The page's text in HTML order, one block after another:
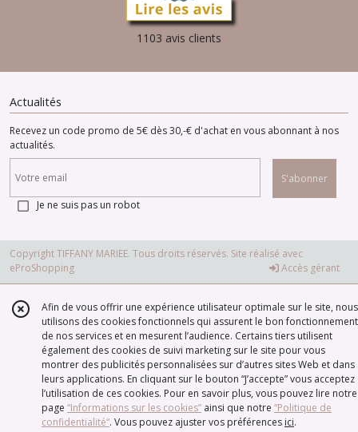
1103 avis clients
Actualités
Recevez un code promo de 5€ dès 30,-€ d'achat en vous abonnant à nos
actualités.
S'abonner
Je ne suis pas un robot
Copyright TIFFANY MARIEE. Tous droits réservés. Site réalisé avec
eProShopping
Accès gérant
Afin de vous offrir une expérience utilisateur optimale sur le site, nous
utilisons des cookies fonctionnels qui assurent le bon fonctionnement
de nos services et en mesurent l’audience. Certains tiers utilisent
également des cookies de suivi marketing sur le site pour vous
montrer des publicités personnalisées sur d’autres sites Web et dans
leurs applications. En cliquant sur le bouton “J’accepte” vous acceptez
l’utilisation de ces cookies. Pour en savoir plus, vous pouvez lire notre
page “Informations sur les cookies” ainsi que notre “Politique de
confidentialité“. Vous pouvez ajuster vos préférences ici.